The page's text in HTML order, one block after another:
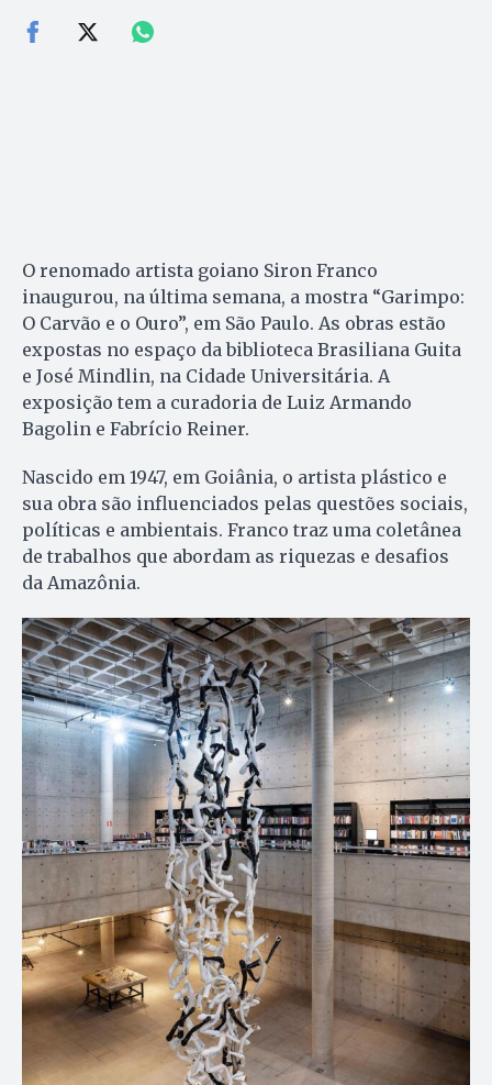
O renomado artista goiano Siron Franco
inaugurou, na última semana, a mostra “Garimpo:
O Carvão e o Ouro”, em São Paulo. As obras estão
expostas no espaço da biblioteca Brasiliana Guita
e José Mindlin, na Cidade Universitária. A
exposição tem a curadoria de Luiz Armando
Bagolin e Fabrício Reiner.
Nascido em 1947, em Goiânia, o artista plástico e
sua obra são influenciados pelas questões sociais,
políticas e ambientais. Franco traz uma coletânea
de trabalhos que abordam as riquezas e desafios
da Amazônia.